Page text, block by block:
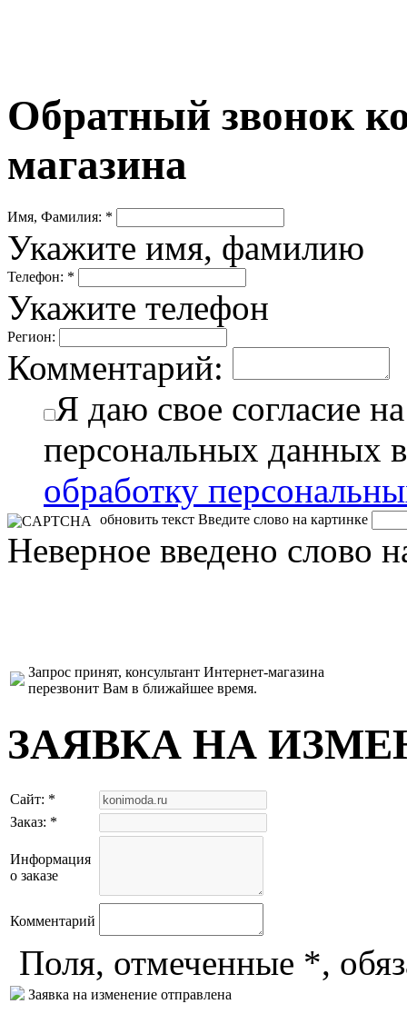
Обратный звонок
магазина
Имя, Фамилия: *
Укажите имя, фамилию
Телефон: *
Укажите телефон
Регион:
Комментарий:
Я даю свое согласие
персональных данных
обработку
обновить текст Введите слово на картинке
Неверное введено слово
Запрос принят, консультант Интернет-магазина
перезвонит Вам в ближайшее время.
ЗАЯВКА НА
Сайт: *
Заказ: *
Информация
о заказе
Комментарий
Поля, отмеченные *,
Заявка на изменение отправлена